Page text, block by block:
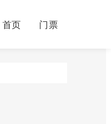
首页 门票